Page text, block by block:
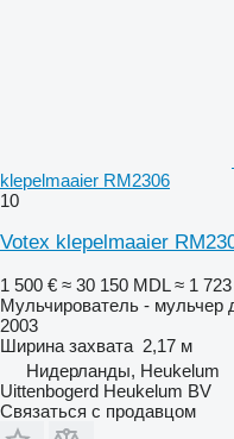
klepelmaaier RM2306
10
Votex klepelmaaier
1 500 € ≈ 30 150 MDL ≈ 1
Мульчирователь - мульчер
2003
Ширина захвата 2,17 м
Нидерланды, Heukelum
Uittenbogerd Heukelum BV
Связаться с продавцом